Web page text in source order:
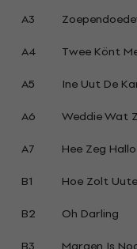
A3
A4
Twee Könt
A5
Ine Uut De
A6
Weddie Wat
A7
Hee Zeg Hallo
B1
Hoe Zolt
B2
Oh Darling